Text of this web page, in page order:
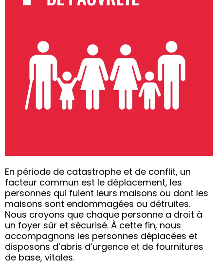
En période de catastrophe et de conflit, un
facteur commun est le déplacement, les
personnes qui fuient leurs maisons ou dont les
maisons sont endommagées ou détruites.
Nous croyons que chaque personne a droit à
un foyer sûr et sécurisé. À cette fin, nous
accompagnons les personnes déplacées et
disposons d’abris d’urgence et de fournitures
de base, vitales.